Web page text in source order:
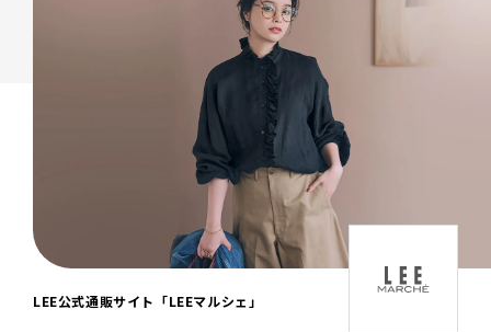
「LEE DAYS」本物志向にときめく。大人カ